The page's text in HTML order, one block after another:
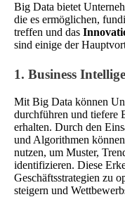
Big Data bietet
die es ermöglichen,
treffen und das
sind einige der
1. Business
Mit Big Data können
durchführen und tiefere
erhalten. Durch den
und Algorithmen
nutzen, um Muster,
identifizieren. Diese
Geschäftsstrategien zu
steigern und